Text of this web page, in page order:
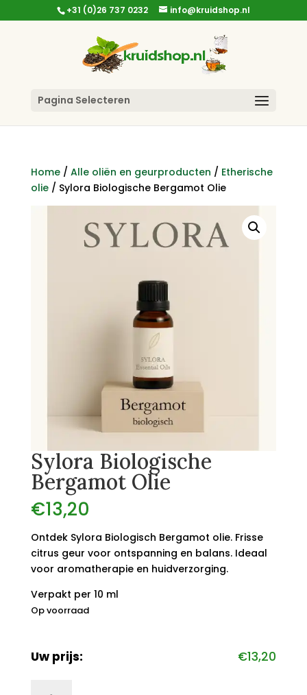
+31 (0)26 737 0232 info@kruidshop.nl
Pagina Selecteren
Home/ Alle oliën en geurproducten / Etherische
olie/ Sylora Biologische Bergamot Olie
Sylora Biologische
Bergamot Olie
€13,20
Ontdek Sylora Biologisch Bergamot olie. Frisse
citrus geur voor ontspanning en balans. Ideaal
voor aromatherapie en huidverzorging.
Verpakt per 10 ml
Op voorraad
Uw prijs: €13,20